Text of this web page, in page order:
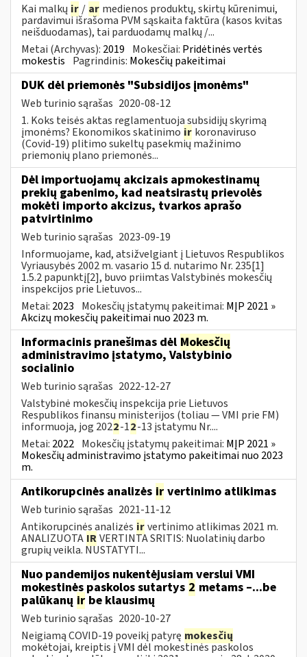
Kai malkų ir / ar medienos produktų, skirtų kūrenimui,
pardavimui išrašoma PVM sąskaita faktūra (kasos kvitas
neišduodamas), tai parduodamų malkų /...
Metai (Archyvas): 2019 Mokesčiai: Pridėtinės vertės
mokestis Pagrindinis: Mokesčių pakeitimai
DUK dėl priemonės "Subsidijos įmonėms"
Web turinio sąrašas 2020-08-12
1. Koks teisės aktas reglamentuoja subsidijų skyrimą
įmonėms? Ekonomikos skatinimo ir koronaviruso
(Covid-19) plitimo sukeltų pasekmių mažinimo
priemonių plano priemonės...
Dėl importuojamų akcizais apmokestinamų
prekių gabenimo, kad neatsirastų prievolės
mokėti importo akcizus, tvarkos aprašo
patvirtinimo
Web turinio sąrašas 2023-09-19
Informuojame, kad, atsižvelgiant į Lietuvos Respublikos
Vyriausybės 2002 m. vasario 15 d. nutarimo Nr. 235[1]
1.5.2 papunktį[2], buvo priimtas Valstybinės mokesčių
inspekcijos prie Lietuvos...
Metai: 2023 Mokesčių įstatymų pakeitimai: MĮP 2021 »
Akcizų mokesčių pakeitimai nuo 2023 m.
Informacinis pranešimas dėl Mokesčių
administravimo įstatymo, Valstybinio
socialinio
Web turinio sąrašas 2022-12-27
Valstybinė mokesčių inspekcija prie Lietuvos
Respublikos finansų ministerijos (toliau — VMI prie FM)
informuoja, jog 2022-12-13 įstatymu Nr....
Metai: 2022 Mokesčių įstatymų pakeitimai: MĮP 2021 »
Mokesčių administravimo įstatymo pakeitimai nuo 2023
m.
Antikorupcinės analizės ir vertinimo atlikimas
Web turinio sąrašas 2021-11-12
Antikorupcinės analizės irvertinimo atlikimas 2021 m.
ANALIZUOTA IRVERTINTA SRITIS: Nuolatinių darbo
grupių veikla. NUSTATYTI...
Nuo pandemijos nukentėjusiam verslui VMI
mokestinės paskolos sutartys 2 metams –...be
palūkanų ir be klausimų
Web turinio sąrašas 2020-10-27
Neigiamą COVID-19 poveikį patyrę mokesčių
mokėtojai, kreiptis į VMI dėl mokestinės paskolos